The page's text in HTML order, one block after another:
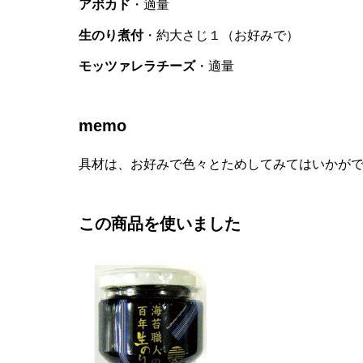
アボカド ・適量
生のり煮付・約大さじ１（お好みで）
モッツァレラチーズ・適量
memo
具材は、お好みで色々とためしてみてはいかが
この商品を使いました